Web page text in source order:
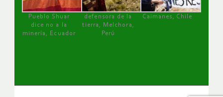
Pueblo Shuar
dice no a la
minería, Ecuador
defensora de la
tierra, Melchora,
Perú
Caimanes, Chile